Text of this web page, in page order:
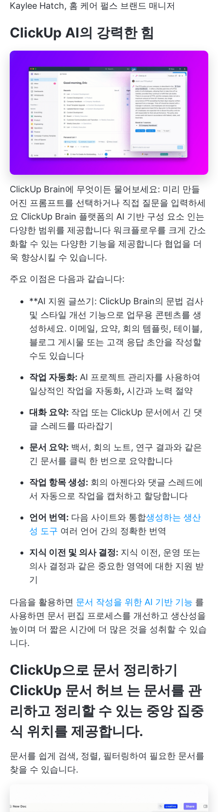
Kaylee Hatch, 홈 케어 펄스 브랜드 매니저
ClickUp AI의 강력한 힘
ClickUp Brain에 무엇이든 물어보세요: 미리 만들
어진 프롬프트를 선택하거나 직접 질문을 입력하세
요 ClickUp Brain 플랫폼의 AI 기반 구성 요소 인는
다양한 범위를 제공합니다 워크플로우를 크게 간소
화할 수 있는 다양한 기능을 제공합니다 협업을 더
욱 향상시킬 수 있습니다.
주요 이점은 다음과 같습니다:
**AI 지원 글쓰기: ClickUp Brain의 문법 검사
및 스타일 개선 기능으로 업무용 콘텐츠를 생
성하세요. 이메일, 요약, 회의 템플릿, 테이블,
블로그 게시물 또는 고객 응답 초안을 작성할
수도 있습니다
작업 자동화: AI 프로젝트 관리자를 사용하여
일상적인 작업을 자동화, 시간과 노력 절약
대화 요약: 작업 또는 ClickUp 문서에서 긴 댓
글 스레드를 따라잡기
문서 요약: 백서, 회의 노트, 연구 결과와 같은
긴 문서를 클릭 한 번으로 요약합니다
작업 항목 생성: 회의 아젠다와 댓글 스레드에
서 자동으로 작업을 캡처하고 할당합니다
언어 번역: 다음 사이트와 통합생성하는 생산
성 도구 여러 언어 간의 정확한 번역
지식 이전 및 의사 결정: 지식 이전, 운영 또는
의사 결정과 같은 중요한 영역에 대한 지원 받
기
다음을 활용하면 문서 작성을 위한 AI 기반 기능 를
사용하면 문서 편집 프로세스를 개선하고 생산성을
높이며 더 짧은 시간에 더 많은 것을 성취할 수 있습
니다.
ClickUp으로 문서 정리하기
ClickUp 문서 허브 는 문서를 관
리하고 정리할 수 있는 중앙 집중
식 위치를 제공합니다.
문서를 쉽게 검색, 정렬, 필터링하여 필요한 문서를
찾을 수 있습니다.